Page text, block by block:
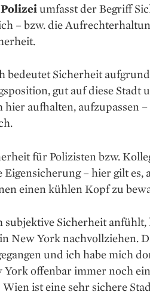
umfasst der Begriff
– bzw. die
bedeutet Sicherheit
gut auf diese Stadt
hier aufhalten, aufzupassen
für Polizisten bzw.
Eigen­sicherung – hier gilt es,
einen kühlen Kopf zu
subjektive Sicherheit
New York nachvollziehen.
und ich habe mich
York offenbar immer noch
ist eine sehr sichere